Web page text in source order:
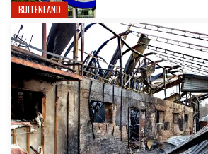
BUITENLAND